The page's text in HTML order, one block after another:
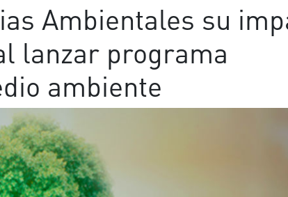
Ambientales su
lanzar programa
ambiente